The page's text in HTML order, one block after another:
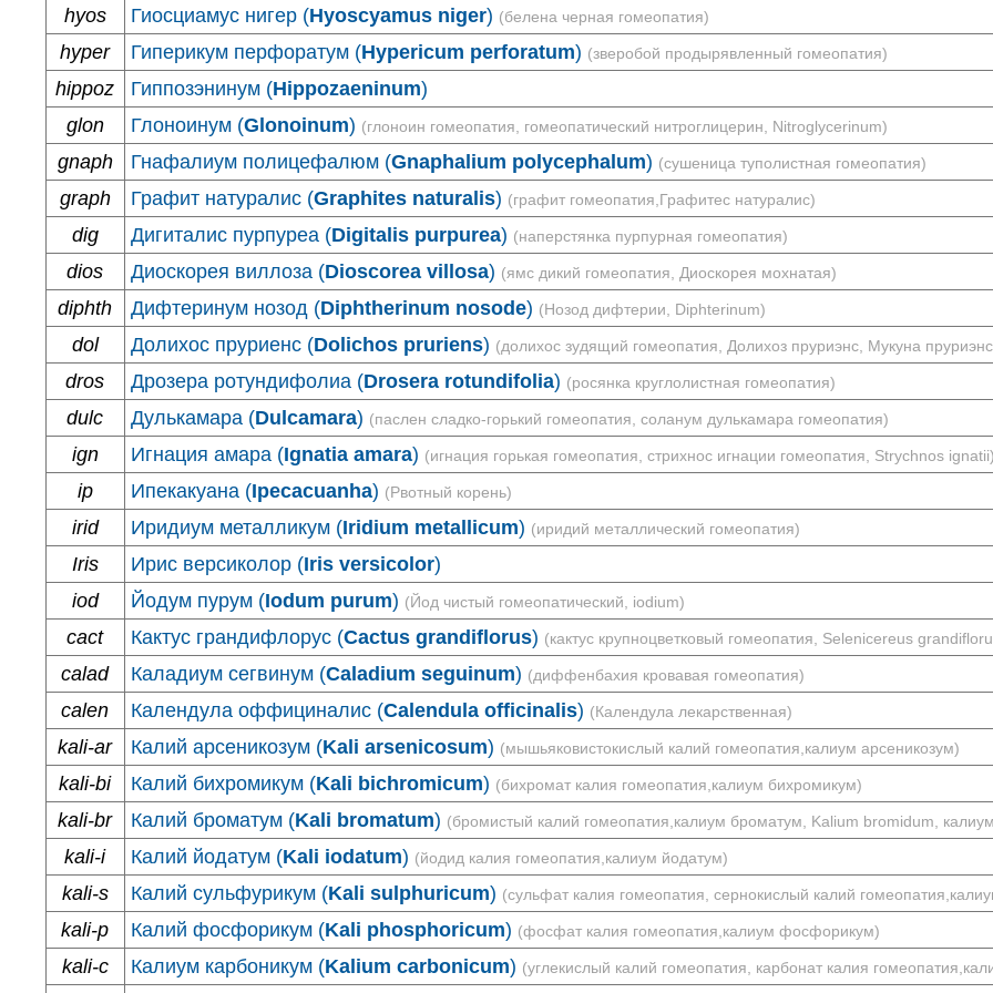
hyos Гиосциамус нигер (Hyoscyamus niger) (белена черная гомеопатия)
hyper Гиперикум перфоратум (Hypericum perforatum) (зверобой продырявленный гомеопатия)
hippoz Гиппозэнинум (Hippozaeninum)
glon
Глоноинум (Glonoinum) (глоноин гомеопатия, гомеопатический нитроглицерин, Nitroglycerinum)
gnaph Гнафалиум полицефалюм (Gnaphalium polycephalum) (сушеница туполистная гомеопатия)
graph Графит натуралис (Graphites naturalis) (графит гомеопатия,Графитес натуралис)
dig Дигиталис пурпуреа (Digitalis purpurea) (наперстянка пурпурная гомеопатия)
dios Диоскорея виллоза (Dioscorea villosa) (ямс дикий гомеопатия, Диоскорея мохнатая)
diphth Дифтеринум нозод (Diphtherinum nosode) (Нозод дифтерии, Diphterinum)
dol Долихос пруриенс (Dolichos pruriens) (долихос зудящий гомеопатия, Долихоз пруриэнс, Мукуна
dros Дрозера ротундифолиа (Drosera rotundifolia) (росянка круглолистная гомеопатия)
dulc Дулькамара (Dulcamara) (паслен сладко-горький гомеопатия, соланум дулькамара гомеопатия)
ign Игнация амара (Ignatia amara) (игнация горькая гомеопатия, стрихнос игнации гомеопатия, Strychnos
ip Ипекакуана (Ipecacuanha) (Рвотный корень)
irid Иридиум металликум (Iridium metallicum) (иридий металлический гомеопатия)
Iris Ирис версиколор (Iris versicolor)
iod
Йодум пурум (Iodum purum) (Йод чистый гомеопатический, iodium)
cact Кактус грандифлорус (Cactus grandiflorus) (кактус крупноцветковый гомеопатия, Selenicereus
calad Каладиум сегвинум (Caladium seguinum) (диффенбахия кровавая гомеопатия)
calen Календула оффициналис (Calendula officinalis) (Календула лекарственная)
kali-ar Калий арсеникозум (Kali arsenicosum) (мышьяковистокислый калий гомеопатия,калиум арсеникозум)
kali-bi Калий бихромикум (Kali bichromicum) (бихромат калия гомеопатия,калиум бихромикум)
kali-br Калий броматум (Kali bromatum) (бромистый калий гомеопатия,калиум броматум, Kalium bromidum,
kali-i Калий йодатум (Kali iodatum) (йодид калия гомеопатия,калиум йодатум)
kali-s Калий сульфурикум (Kali sulphuricum) (сульфат калия гомеопатия, сернокислый калий
kali-p Калий фосфорикум (Kali phosphoricum) (фосфат калия гомеопатия,калиум фосфорикум)
kali-c Калиум карбоникум (Kalium carbonicum) (углекислый калий гомеопатия, карбонат калия